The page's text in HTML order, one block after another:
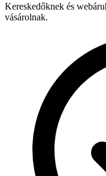
Kereskedőknek és
vásárolnak.